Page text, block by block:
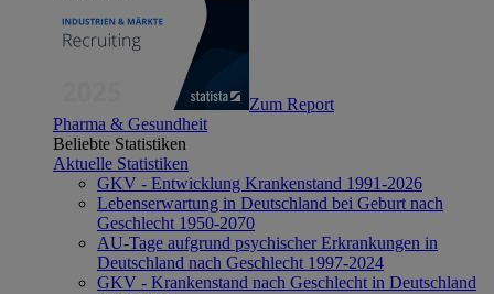
Zum Report
Pharma & Gesundheit
Beliebte Statistiken
Aktuelle Statistiken
GKV - Entwicklung Krankenstand 1991-2026
Lebenserwartung in Deutschland bei Geburt nach
Geschlecht 1950-2070
AU-Tage aufgrund psychischer Erkrankungen in
Deutschland nach Geschlecht 1997-2024
GKV - Krankenstand nach Geschlecht in Deutschland